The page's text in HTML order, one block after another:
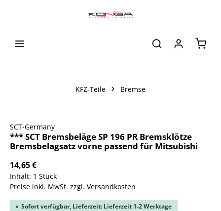
KFZ-Teile Bremse
SCT-Germany
*** SCT Bremsbeläge SP 196 PR Bremsklötze
Bremsbelagsatz vorne passend für Mitsubishi
14,65 €
Inhalt: 1 Stück
Preise inkl. MwSt. zzgl. Versandkosten
Sofort verfügbar, Lieferzeit: Lieferzeit 1-2 Werktage